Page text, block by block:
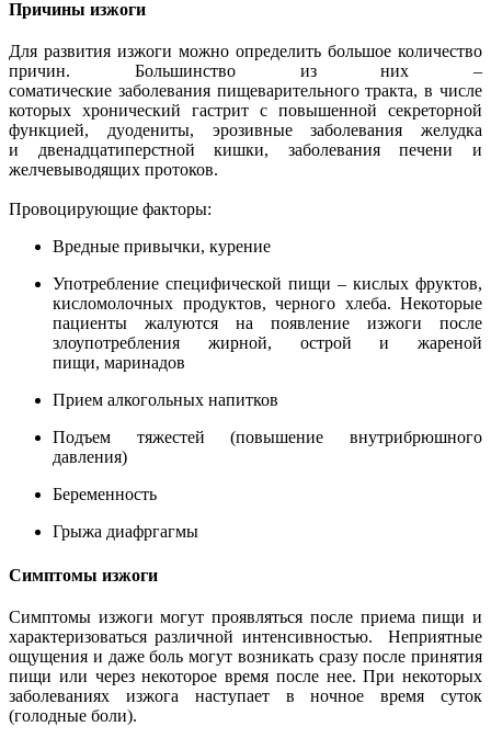
Причины изжоги
Для развития изжоги можно определить большое количество
причин. Большинство из них –
соматические заболевания пищеварительного тракта, в числе
которых хронический гастрит с повышенной секреторной
функцией, дуодениты, эрозивные заболевания желудка
и двенадцатиперстной кишки, заболевания печени и
желчевыводящих протоков.
Провоцирующие факторы:
Вредные привычки, курение
Употребление специфической пищи – кислых фруктов,
кисломолочных продуктов, черного хлеба. Некоторые
пациенты жалуются на появление изжоги после
злоупотребления жирной, острой и жареной
пищи, маринадов
Прием алкогольных напитков
Подъем тяжестей (повышение внутрибрюшного
давления)
Беременность
Грыжа диафргагмы
Симптомы изжоги
Симптомы изжоги могут проявляться после приема пищи и
характеризоваться различной интенсивностью. Неприятные
ощущения и даже боль могут возникать сразу после принятия
пищи или через некоторое время после нее. При некоторых
заболеваниях изжога наступает в ночное время суток
(голодные боли).